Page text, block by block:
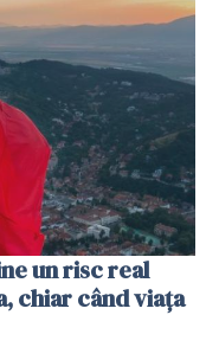
un risc real
chiar când viața